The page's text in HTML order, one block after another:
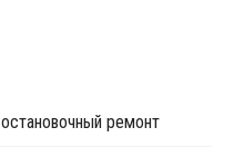
ремонт